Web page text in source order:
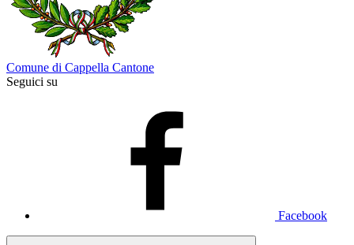
Comune di Cappella Cantone
Seguici su
Facebook